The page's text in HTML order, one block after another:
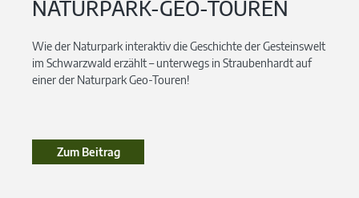
NATURPARK-GEO-TOUREN
Wie der Naturpark interaktiv die Geschichte der Gesteinswelt
im Schwarzwald erzählt – unterwegs in Straubenhardt auf
einer der Naturpark Geo-Touren!
Zum Beitrag